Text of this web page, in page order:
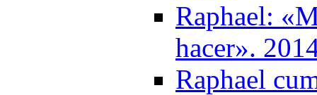
Raphael:
hacer».
Raphael